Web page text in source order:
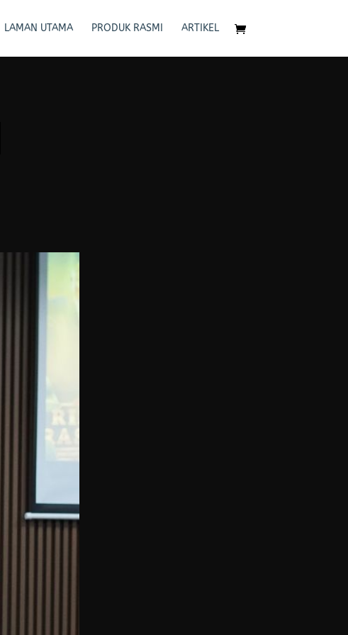
LAMAN UTAMA PRODUK RASMI ARTIKEL